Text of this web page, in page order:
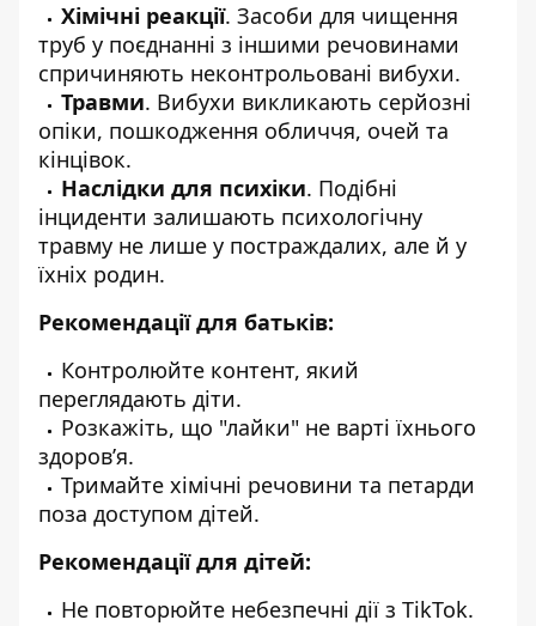
Хімічні реакції. Засоби для чищення
труб у поєднанні з іншими речовинами
спричиняють неконтрольовані вибухи.
Травми. Вибухи викликають серйозні
опіки, пошкодження обличчя, очей та
кінцівок.
Наслідки для психіки. Подібні
інциденти залишають психологічну
травму не лише у постраждалих, але й у
їхніх родин.
Рекомендації для батьків:
Контролюйте контент, який
переглядають діти.
Розкажіть, що "лайки" не варті їхнього
здоров’я.
Тримайте хімічні речовини та петарди
поза доступом дітей.
Рекомендації для дітей:
Не повторюйте небезпечні дії з TikTok.